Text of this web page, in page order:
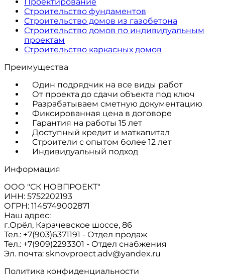
Строительство фундаментов
Строительство домов из газобетона
Строительство домов по индивидуальным
проектам
Строительство каркасных домов
Преимущества
Один подрядчик на все виды работ
От проекта до сдачи объекта под ключ
Разрабатываем сметную документацию
Фиксированная цена в договоре
Гарантия на работы 15 лет
Доступный кредит и маткапитал
Строители с опытом более 12 лет
Индивидуальный подход
Информация
ООО "СК НОВПРОЕКТ"
ИНН: 5752202193
ОГРН: 1145749002871
Наш адрес:
г.Орёл, Карачевское шоссе, 86
Тел.: +7(903)6371191 - Отдел продаж
Тел.: +7(909)2293301 - Отдел снабжения
Эл. почта: sknovproect.adv@yandex.ru
Политика конфиденциальности